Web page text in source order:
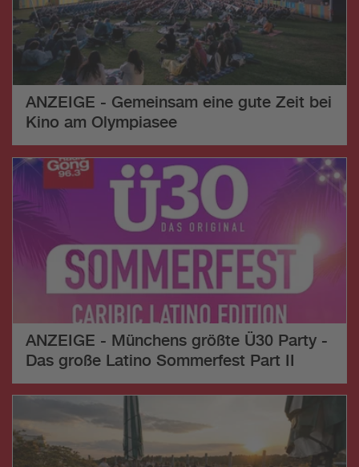
ANZEIGE - Gemeinsam eine gute Zeit bei
Kino am Olympiasee
ANZEIGE - Münchens größte Ü30 Party -
Das große Latino Sommerfest Part II